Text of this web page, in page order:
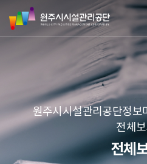
네
본문 바로
메뉴 바로
원
주
시
리
공
단
원주시시설관리공단정보
전체보
전체